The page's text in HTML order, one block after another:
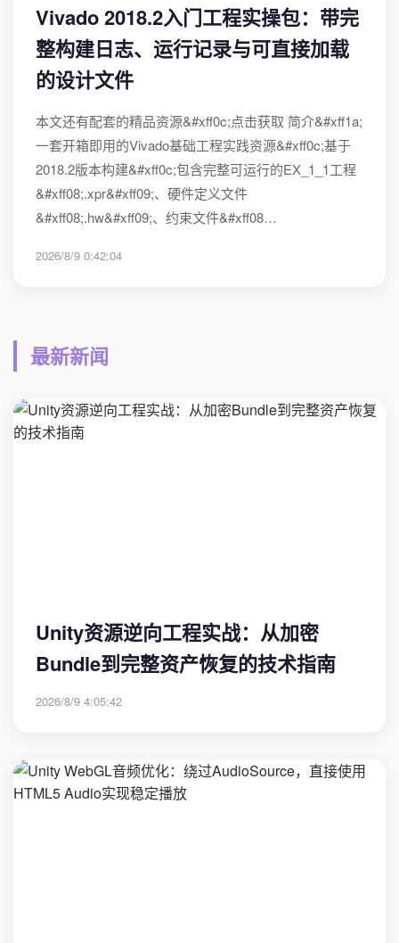
Vivado 2018.2入门工程实操包：带完
整构建日志、运行记录与可直接加载
的设计文件
本文还有配套的精品资源&#xff0c;点击获取 简介&#xff1a;
一套开箱即用的Vivado基础工程实践资源&#xff0c;基于
2018.2版本构建&#xff0c;包含完整可运行的EX_1_1工程
&#xff08;.xpr&#xff09;、硬件定义文件
&#xff08;.hw&#xff09;、约束文件&#xff08…
2026/8/9 0:42:04
最新新闻
Unity资源逆向工程实战：从加密
Bundle到完整资产恢复的技术指南
2026/8/9 4:05:42